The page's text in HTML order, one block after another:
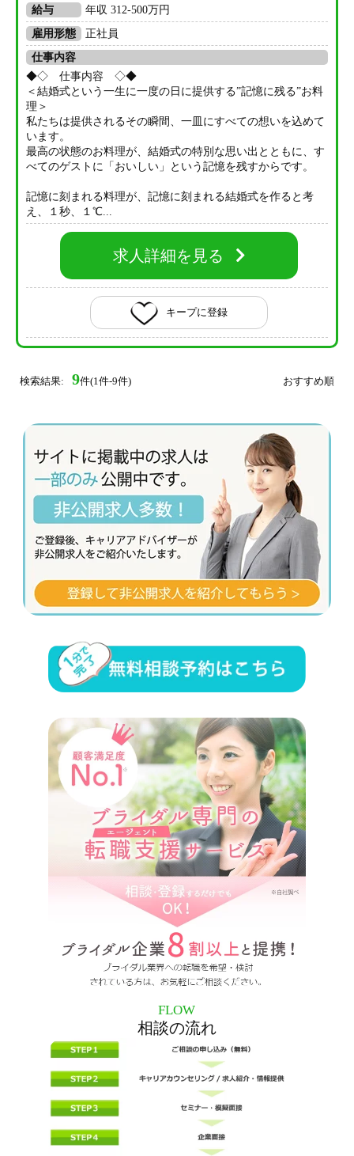
給与
年収 312-500万円
雇用形態
正社員
仕事内容
◆◇ 仕事内容 ◇◆
＜結婚式という一生に一度の日に提供する”記憶に残る”お料
理＞
私たちは提供されるその瞬間、一皿にすべての想いを込めて
います。
最高の状態のお料理が、結婚式の特別な思い出とともに、す
べてのゲストに「おいしい」という記憶を残すからです。
記憶に刻まれる料理が、記憶に刻まれる結婚式を作ると考
え、１秒、１℃...
求人詳細を見る
キープに登録
検索結果: 9件(1件-9件) おすすめ順
FLOW
相談の流れ